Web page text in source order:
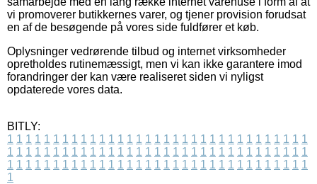
vi promoverer butikkernes varer, og tjener provision forudsat
en af de besøgende på vores side fuldfører et køb.
Oplysninger vedrørende tilbud og internet virksomheder
opretholdes rutinemæssigt, men vi kan ikke garantere imod
forandringer der kan være realiseret siden vi nyligst
opdaterede vores data.
BITLY:
1 1 1 1 1 1 1 1 1 1 1 1 1 1 1 1 1 1 1 1 1 1 1 1 1 1 1 1 1 1 1 1 1
1 1 1 1 1 1 1 1 1 1 1 1 1 1 1 1 1 1 1 1 1 1 1 1 1 1 1 1 1 1 1 1 1
1 1 1 1 1 1 1 1 1 1 1 1 1 1 1 1 1 1 1 1 1 1 1 1 1 1 1 1 1 1 1 1 1
1